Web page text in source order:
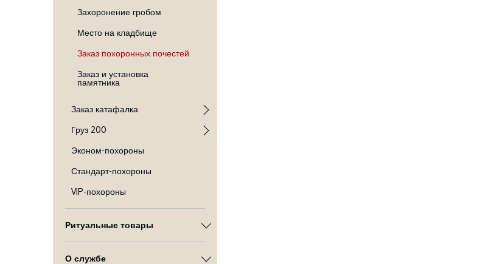
Захоронение гробом
Место на кладбище
Заказ похоронных почестей
Заказ и установка
памятника
Заказ катафалка
Груз 200
Эконом-похороны
Стандарт-похороны
VIP-похороны
Ритуальные товары
О службе